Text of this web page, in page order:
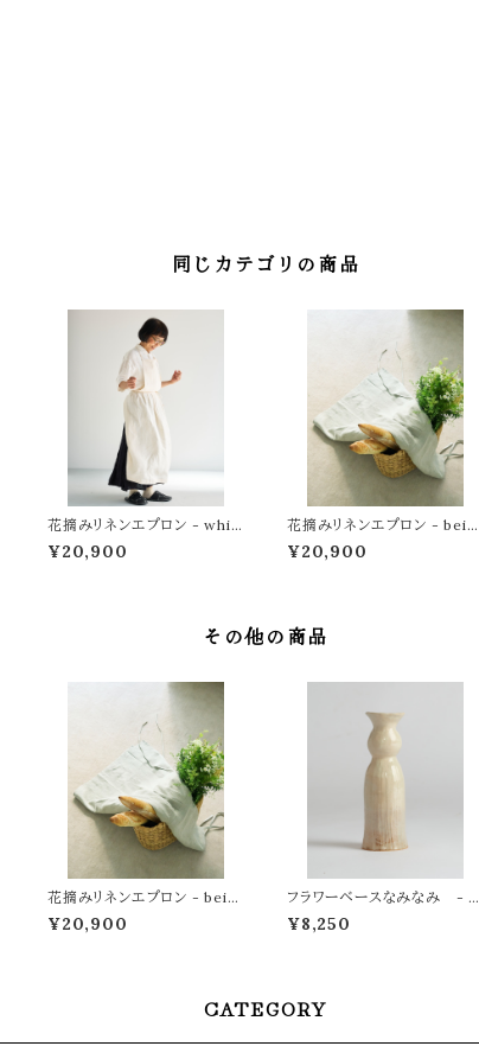
同じカテゴリの商品
花摘みリネンエプロン - whit
e
¥20,900
花摘みリネンエプロン - beig
e
¥20,900
その他の商品
花摘みリネンエプロン - beig
e
¥20,900
フラワーベースなみなみ - 月
と魚
¥8,250
CATEGORY